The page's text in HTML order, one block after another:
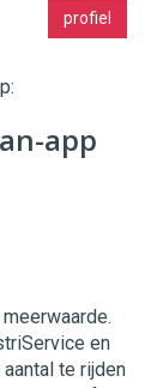
profiel
app
en
te rijden